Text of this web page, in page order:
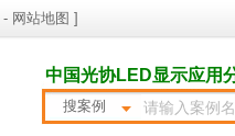
- 网站地图 ]
中国光协LED显示应用
搜案例